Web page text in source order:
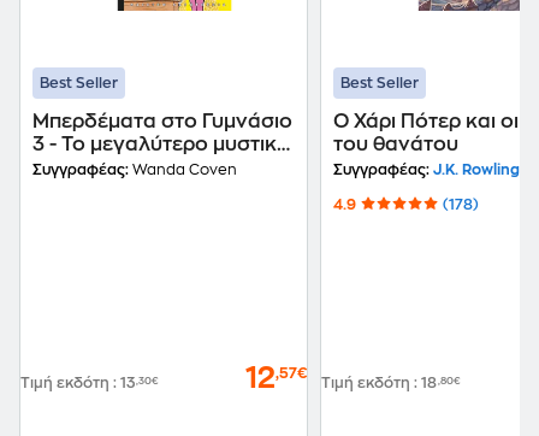
Best Seller
Μπερδέματα στο Γυμνάσιο
3 - Το μεγαλύτερο μυστικό
του κόσμου!
Συγγραφέας: Wanda Coven
Τιμή εκδότη : 13,30€ 12,57€
Best Seller
Ο Χάρι Πότερ και οι
του θανάτου
Συγγραφέας: J.K. Rowling
4.9 (178)
Τιμή εκδότη : 18,80€